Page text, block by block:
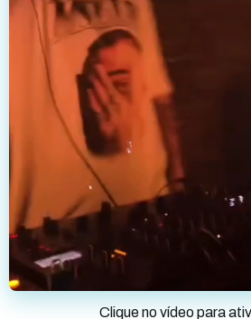
Clique no vídeo para